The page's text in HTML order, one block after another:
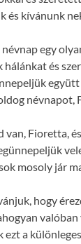
és kívánunk
egy
hálánkat és
névnapot,
van, Fioretta,
mosoly jár
hogy
valóban
ezt a